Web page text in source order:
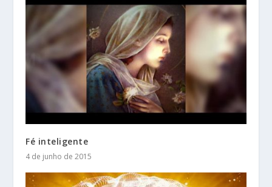
Fé inteligente
4 de junho de 2015